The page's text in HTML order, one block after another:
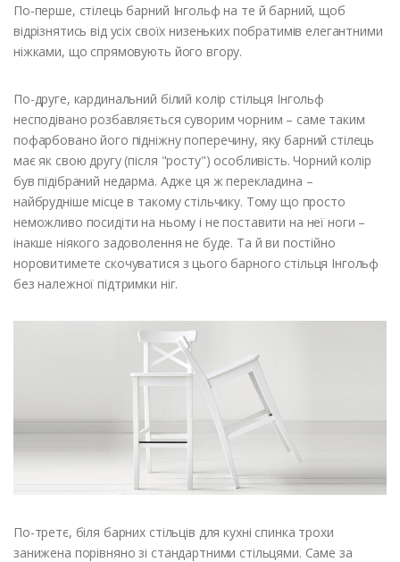
По-перше, стілець барний Інгольф на те й барний, щоб
відрізнятись від усіх своїх низеньких побратимів елегантними
ніжками, що спрямовують його вгору.
По-друге, кардинальний білий колір стільця Інгольф
несподівано розбавляється суворим чорним – саме таким
пофарбовано його підніжну поперечину, яку барний стілець
має як свою другу (після "росту") особливість. Чорний колір
був підібраний недарма. Адже ця ж перекладина –
найбрудніше місце в такому стільчику. Тому що просто
неможливо посидіти на ньому і не поставити на неї ноги –
інакше ніякого задоволення не буде. Та й ви постійно
норовитимете скочуватися з цього барного стільця Інгольф
без належної підтримки ніг.
По-третє, біля барних стільців для кухні спинка трохи
занижена порівняно зі стандартними стільцями. Саме за